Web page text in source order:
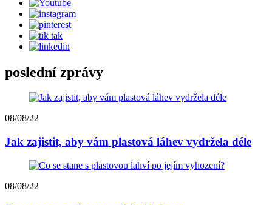
poslední zprávy
08/08/22
Jak zajistit, aby vám plastová láhev vydržela déle
08/08/22